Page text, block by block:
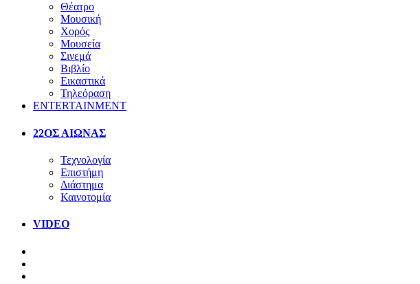
Θέατρο
Μουσική
Χορός
Μουσεία
Σινεμά
Βιβλίο
Εικαστικά
Τηλεόραση
ENTERTAINMENT
22ΟΣ ΑΙΩΝΑΣ
Τεχνολογία
Επιστήμη
Διάστημα
Καινοτομία
VIDEO